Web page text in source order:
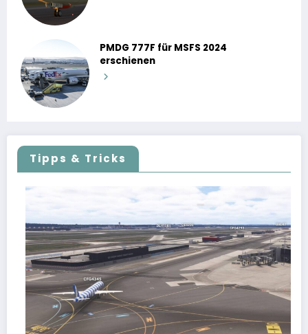
PMDG 777F für MSFS 2024
erschienen
Tipps & Tricks